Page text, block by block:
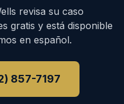
revisa su caso
gratis y está disponible
en español.
857-7197